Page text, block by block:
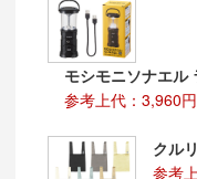
モシモニソナエル
参考上代：3,960円
クル
参考